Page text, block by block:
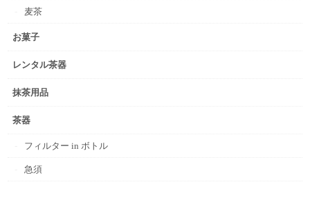
麦茶
お菓子
レンタル茶器
抹茶用品
茶器
フィルター in ボトル
急須